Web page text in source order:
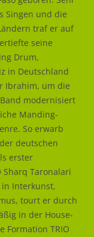
Singen und die
traf er auf
seine
Drum,
in Deutschland
Ibrahim, um die
modernisiert
Manding-
So erwarb
deutschen
erster
Sharq Taronalari
in Interkunst,
tourt er durch
in der House-
Formation TRIO